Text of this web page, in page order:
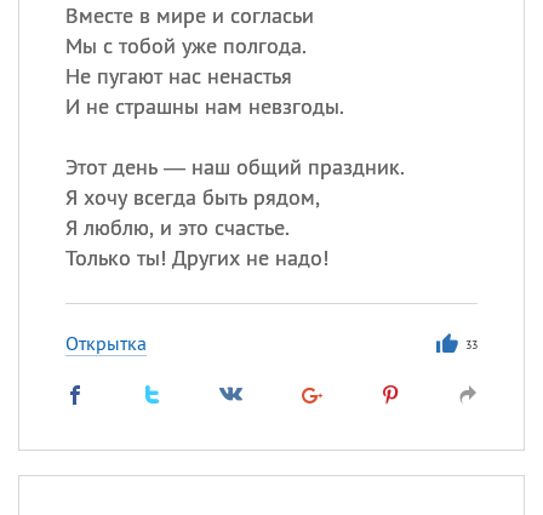
Вместе в мире и согласьи
Мы с тобой уже полгода.
Не пугают нас ненастья
И не страшны нам невзгоды.
Этот день — наш общий праздник.
Я хочу всегда быть рядом,
Я люблю, и это счастье.
Только ты! Других не надо!
Открытка 33